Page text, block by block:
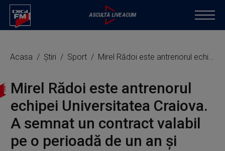
Acasa Știri Sport Mirel Rădoi este antrenorul echipei Universitatea Craiova. A semnat un contract valabil pe o perioadă de un an şi jumătate
Mirel Rădoi este antrenorul
echipei Universitatea Craiova.
A semnat un contract valabil
pe o perioadă de un an şi